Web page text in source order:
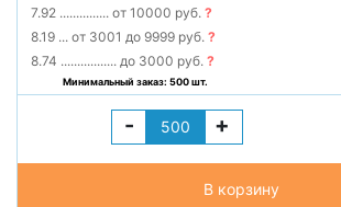
7.92 ............... от 10000 руб.?
8.19 ... от 3001 до 9999 руб.?
8.74 ................. до 3000 руб.?
Минимальный заказ: 500 шт.
- +
В корзину